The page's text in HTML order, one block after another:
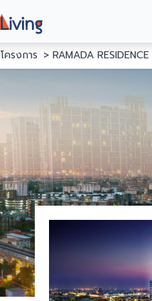
โครงการ RAMADA RESIDENCE